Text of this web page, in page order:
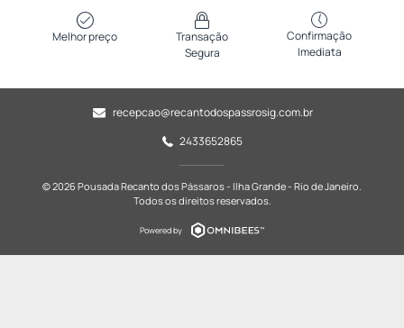
Melhor preço
Transação
Segura
Confirmação
Imediata
recepcao@recantodospassrosig.com.br
2433652865
© 2026 Pousada Recanto dos Pássaros - Ilha Grande - Rio de Janeiro.
Todos os direitos reservados.
Powered by